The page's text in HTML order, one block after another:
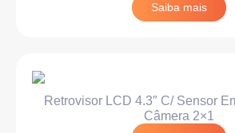
Saiba mais
Retrovisor LCD 4.3″ C/ Sensor
Câmera 2×1